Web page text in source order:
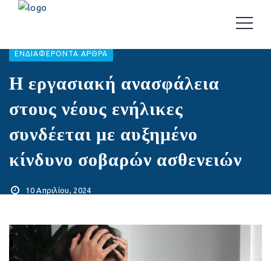
EΝΔΙΑΦΈΡΟΝΤΑ ΆΡΘΡΑ
Η εργασιακή ανασφάλεια
στους νέους ενήλικες
συνδέεται με αυξημένο
κίνδυνο σοβαρών ασθενειών
10 Απριλίου, 2024